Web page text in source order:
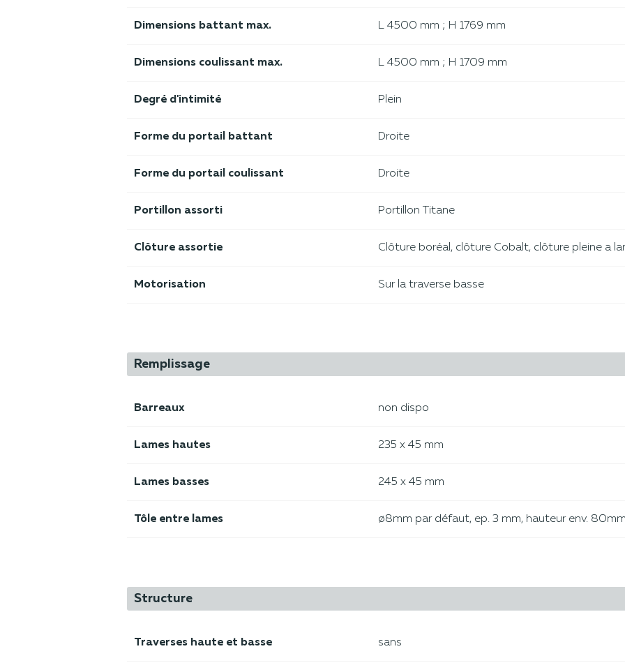
Dimensions battant max. L 4500 mm ; H 1769 mm
Dimensions coulissant max. L 4500 mm ; H 1709 mm
Degré d'intimité Plein
Forme du portail battant Droite
Forme du portail coulissant Droite
Portillon assorti Portillon Titane
Clôture assortie Clôture boréal, clôture Cobalt, clôture pleine a
Motorisation Sur la traverse basse
Remplissage
Barreaux non dispo
Lames hautes 235 x 45 mm
Lames basses 245 x 45 mm
Tôle entre lames ø8mm par défaut, ep. 3 mm, hauteur env.
Structure
Traverses haute et basse sans